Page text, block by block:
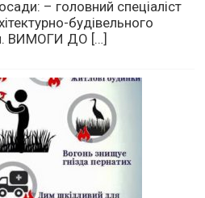
– головний спеціаліст
будівельного
ВИМОГИ ДО […]